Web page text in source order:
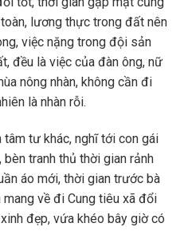
lương thực trong đất nên
việc nặng trong đội sản
đều là việc của đàn ông, nữ
nông nhàn, không cần đi
là nhàn rỗi.
tâm tư khác, nghĩ tới con gái
tranh thủ thời gian rảnh
áo mới, thời gian trước bà
về đi Cung tiêu xã đổi
đẹp, vứa khéo bây giờ có